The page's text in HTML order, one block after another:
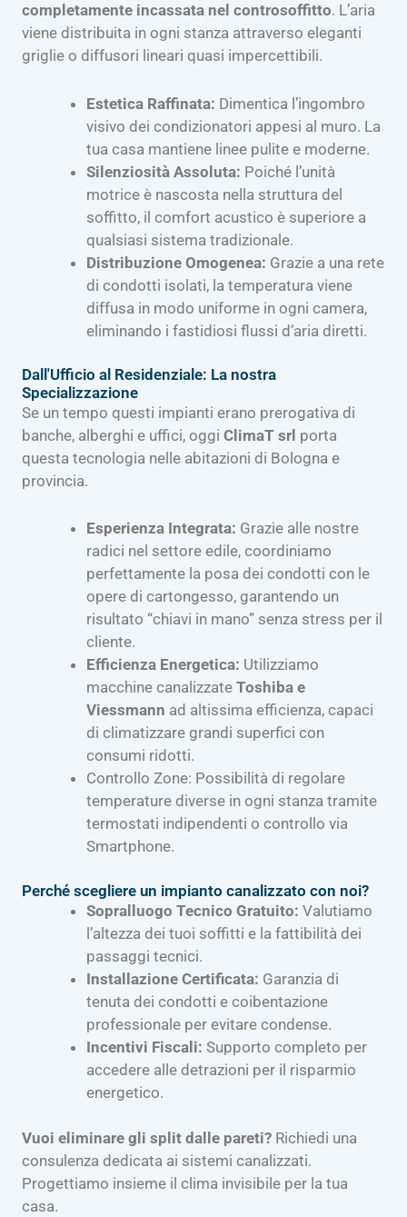
completamente incassata nel controsoffitto. L’aria
viene distribuita in ogni stanza attraverso eleganti
griglie o diffusori lineari quasi impercettibili.
Estetica Raffinata: Dimentica l’ingombro
visivo dei condizionatori appesi al muro. La
tua casa mantiene linee pulite e moderne.
Silenziosità Assoluta: Poiché l’unità
motrice è nascosta nella struttura del
soffitto, il comfort acustico è superiore a
qualsiasi sistema tradizionale.
Distribuzione Omogenea: Grazie a una rete
di condotti isolati, la temperatura viene
diffusa in modo uniforme in ogni camera,
eliminando i fastidiosi flussi d’aria diretti.
Dall'Ufficio al Residenziale: La nostra
Specializzazione
Se un tempo questi impianti erano prerogativa di
banche, alberghi e uffici, oggi ClimaT srl porta
questa tecnologia nelle abitazioni di Bologna e
provincia.
Esperienza Integrata: Grazie alle nostre
radici nel settore edile, coordiniamo
perfettamente la posa dei condotti con le
opere di cartongesso, garantendo un
risultato “chiavi in mano” senza stress per il
cliente.
Efficienza Energetica: Utilizziamo
macchine canalizzate Toshiba e
Viessmann ad altissima efficienza, capaci
di climatizzare grandi superfici con
consumi ridotti.
Controllo Zone: Possibilità di regolare
temperature diverse in ogni stanza tramite
termostati indipendenti o controllo via
Smartphone.
Perché scegliere un impianto canalizzato con noi?
Sopralluogo Tecnico Gratuito: Valutiamo
l’altezza dei tuoi soffitti e la fattibilità dei
passaggi tecnici.
Installazione Certificata: Garanzia di
tenuta dei condotti e coibentazione
professionale per evitare condense.
Incentivi Fiscali: Supporto completo per
accedere alle detrazioni per il risparmio
energetico.
Vuoi eliminare gli split dalle pareti? Richiedi una
consulenza dedicata ai sistemi canalizzati.
Progettiamo insieme il clima invisibile per la tua
casa.